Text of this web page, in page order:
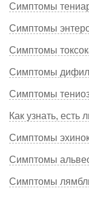
Симптомы
Симптомы
Симптомы
Симптомы
Симптомы
Как узнать, есть
Симптомы
Симптомы
Симптомы